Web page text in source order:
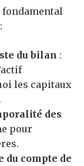
du bilan :
les capitaux
des
pour
du compte de